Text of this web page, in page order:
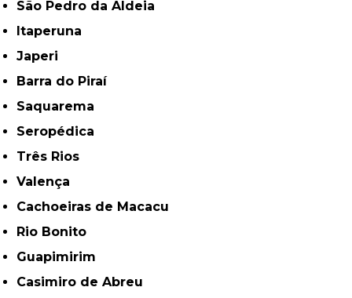
São Pedro da Aldeia
Itaperuna
Japeri
Barra do Piraí
Saquarema
Seropédica
Três Rios
Valença
Cachoeiras de Macacu
Rio Bonito
Guapimirim
Casimiro de Abreu